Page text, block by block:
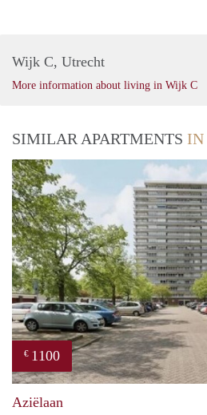
Wijk C, Utrecht
More information about living in Wijk C
SIMILAR APARTMENTS IN
€ 1100
Aziëlaan